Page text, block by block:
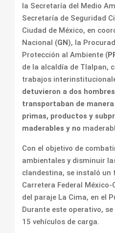
la Secretaría del Medio
Secretaría de Seguridad
Ciudad de México, en
Nacional (GN ), la
Protección al Ambiente (
de la alcaldía de Tlalpan,
trabajos
detuvieron a dos
transportaban de
primas, productos y
maderables y no
Con el objetivo de
ambientales y disminuir
clandestina, se instaló un
Carretera Federal
del paraje La Cima, en el
Durante este operativo,
15 vehículos de carga.